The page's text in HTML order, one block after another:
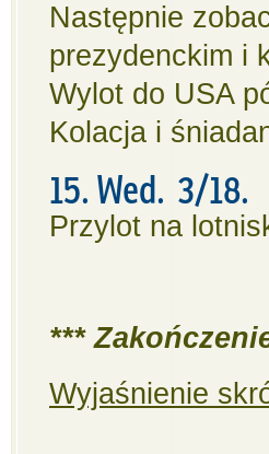
Następnie
prezydenckim i
Wylot do USA
Kolacja i
15. Wed. 3/
Przylot na
***
Wyjaśnienie